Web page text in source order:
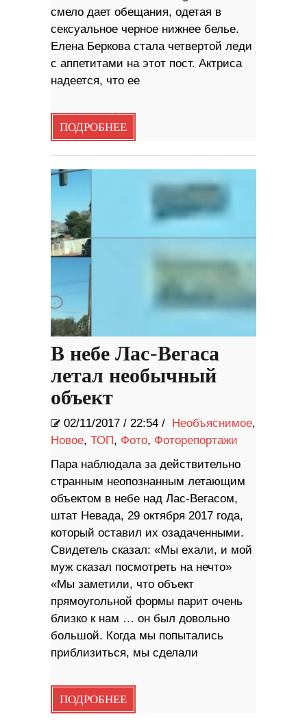
смело дает обещания, одетая в
сексуальное черное нижнее белье.
Елена Беркова стала четвертой леди
с аппетитами на этот пост. Актриса
надеется, что ее
ПОДРОБНЕЕ
В небе Лас-Вегаса
летал необычный
объект
02/11/2017 / 22:54 / Необъяснимое,
Новое, ТОП, Фото, Фоторепортажи
Пара наблюдала за действительно
странным неопознанным летающим
объектом в небе над Лас-Вегасом,
штат Невада, 29 октября 2017 года,
который оставил их озадаченными.
Свидетель сказал: «Мы ехали, и мой
муж сказал посмотреть на нечто»
«Мы заметили, что объект
прямоугольной формы парит очень
близко к нам … он был довольно
большой. Когда мы попытались
приблизиться, мы сделали
ПОДРОБНЕЕ